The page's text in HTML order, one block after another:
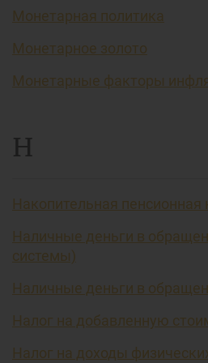
Монетарная политика
Монетарное золото
Монетарные факторы
Н
Накопительная пенсионная
Наличные деньги в
системы)
Наличные деньги в
Налог на добавленную
Налог на доходы